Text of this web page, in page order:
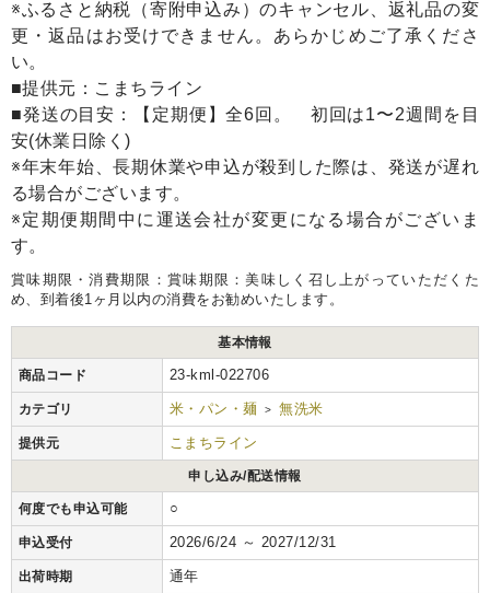
※ふるさと納税（寄附申込み）のキャンセル、返礼品の変
更・返品はお受けできません。あらかじめご了承くださ
い。
■提供元：こまちライン
■発送の目安：【定期便】全6回。 初回は1〜2週間を目
安(休業日除く)
※年末年始、長期休業や申込が殺到した際は、発送が遅れ
る場合がございます。
※定期便期間中に運送会社が変更になる場合がございま
す。
賞味期限・消費期限：賞味期限：美味しく召し上がっていただくた
め、到着後1ヶ月以内の消費をお勧めいたします。
基本情報
商品コード 23-kml-022706
カテゴリ 米・パン・麺 > 無洗米
提供元 こまちライン
申し込み/配送情報
何度でも申込可能 ○
申込受付 2026/6/24 ～ 2027/12/31
出荷時期 通年